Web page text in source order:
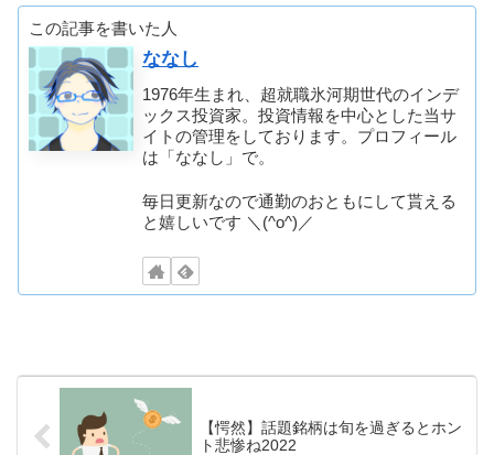
この記事を書いた人
ななし
1976年生まれ、超就職氷河期世代のインデ
ックス投資家。投資情報を中心とした当サ
イトの管理をしております。プロフィール
は「ななし」で。
毎日更新なので通勤のおともにして貰える
と嬉しいです ＼(^o^)／
【愕然】話題銘柄は旬を過ぎるとホン
ト悲惨ね2022